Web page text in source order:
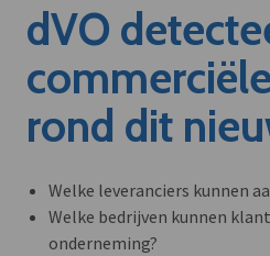
dVO
rond dit
Welke leveranciers kunnen
Welke bedrijven kunnen
onderneming?